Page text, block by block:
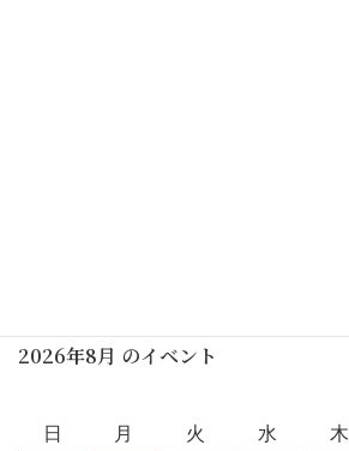
2026年8月 のイベント
日 月 火 水 木